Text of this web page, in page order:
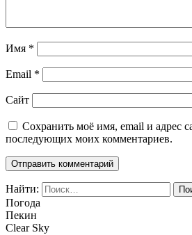
Имя *
Email *
Сайт
Сохранить моё имя, email и адрес
последующих моих комментариев.
Найти:
Погода
Пекин
Clear Sky